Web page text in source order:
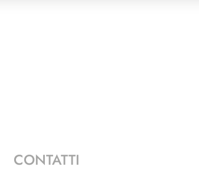
CONTATTI